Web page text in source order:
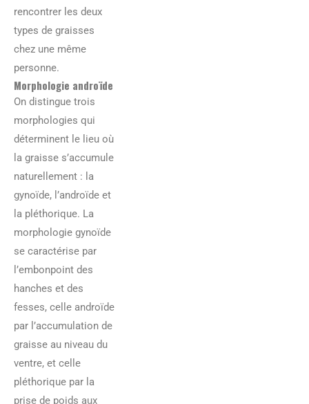
rencontrer les deux
types de graisses
chez une même
personne.
Morphologie androïde
On distingue trois
morphologies qui
déterminent le lieu où
la graisse s’accumule
naturellement : la
gynoïde, l’androïde et
la pléthorique. La
morphologie gynoïde
se caractérise par
l’embonpoint des
hanches et des
fesses, celle androïde
par l’accumulation de
graisse au niveau du
ventre, et celle
pléthorique par la
prise de poids aux